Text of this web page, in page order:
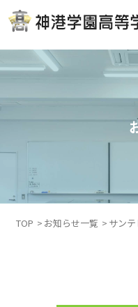
TOP お知らせ一覧
サン